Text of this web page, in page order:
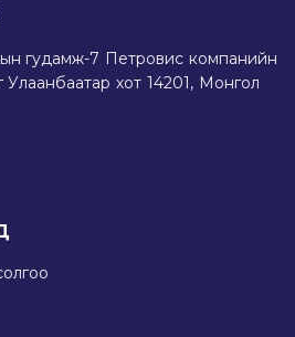
гудамж-7 Петровис компанийн
Улаанбаатар хот 14201, Монгол